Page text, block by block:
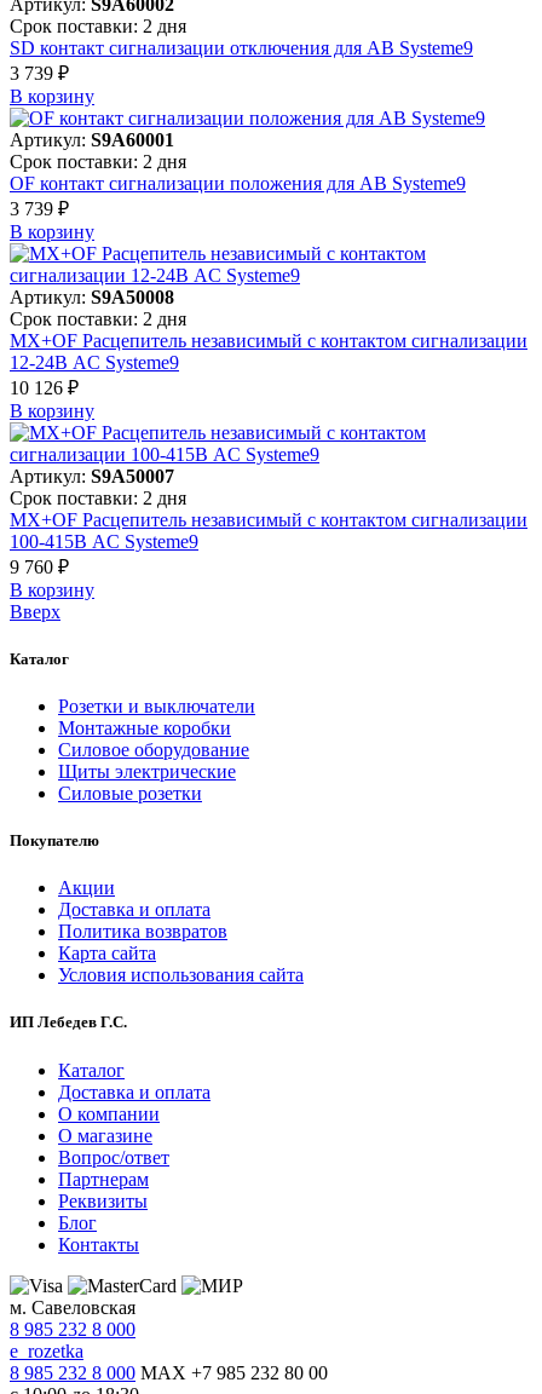
Срок поставки: 2 дня
SD контакт сигнализации отключения для АВ Systeme9
3 739 ₽
В корзинy
Артикул: S9A60001
Срок поставки: 2 дня
OF контакт сигнализации положения для АВ Systeme9
3 739 ₽
В корзинy
Артикул: S9A50008
Срок поставки: 2 дня
MX+OF Расцепитель независимый с контактом сигнализации
12-24В AC Systeme9
10 126 ₽
В корзинy
Артикул: S9A50007
Срок поставки: 2 дня
MX+OF Расцепитель независимый с контактом сигнализации
100-415В AC Systeme9
9 760 ₽
В корзинy
Вверх
Каталог
Розетки и выключатели
Монтажные коробки
Силовое оборудование
Щиты электрические
Силовые розетки
Покупателю
Акции
Доставка и оплата
Политика возвратов
Карта сайта
Условия использования сайта
ИП Лебедев Г.С.
Каталог
Доставка и оплата
О компании
О магазине
Вопрос/ответ
Партнерам
Реквизиты
Блог
Контакты
м. Савеловская
8 985 232 8 000
e_rozetka
8 985 232 8 000 MAX +7 985 232 80 00